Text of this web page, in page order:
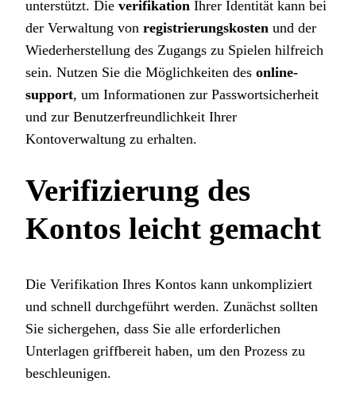
unterstützt. Die verifikation Ihrer Identität kann bei
der Verwaltung von registrierungskosten und der
Wiederherstellung des Zugangs zu Spielen hilfreich
sein. Nutzen Sie die Möglichkeiten des online-
support, um Informationen zur Passwortsicherheit
und zur Benutzerfreundlichkeit Ihrer
Kontoverwaltung zu erhalten.
Verifizierung des
Kontos leicht gemacht
Die Verifikation Ihres Kontos kann unkompliziert
und schnell durchgeführt werden. Zunächst sollten
Sie sichergehen, dass Sie alle erforderlichen
Unterlagen griffbereit haben, um den Prozess zu
beschleunigen.